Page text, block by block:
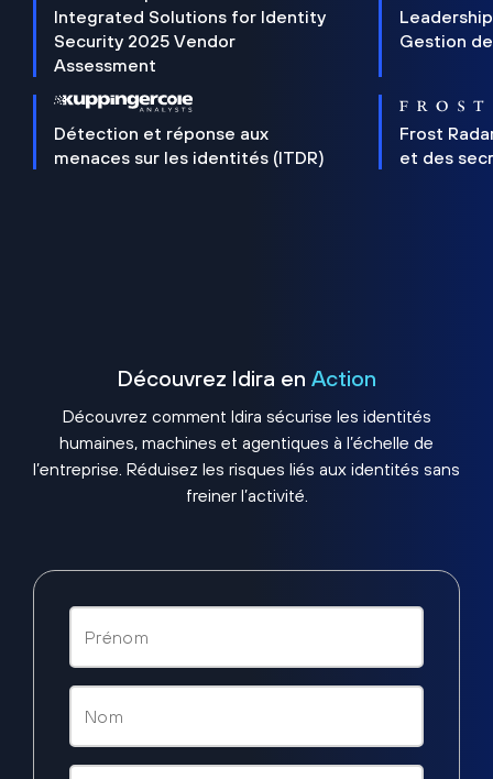
Integrated Solutions for Identity
Security 2025 Vendor
Assessment
Gestion
Détection et réponse aux
menaces sur les identités (ITDR)
Frost
et des
Découvrez Idira en Action
Découvrez comment Idira sécurise les identités
humaines, machines et agentiques à l’échelle de
l’entreprise. Réduisez les risques liés aux identités sans
freiner l’activité.